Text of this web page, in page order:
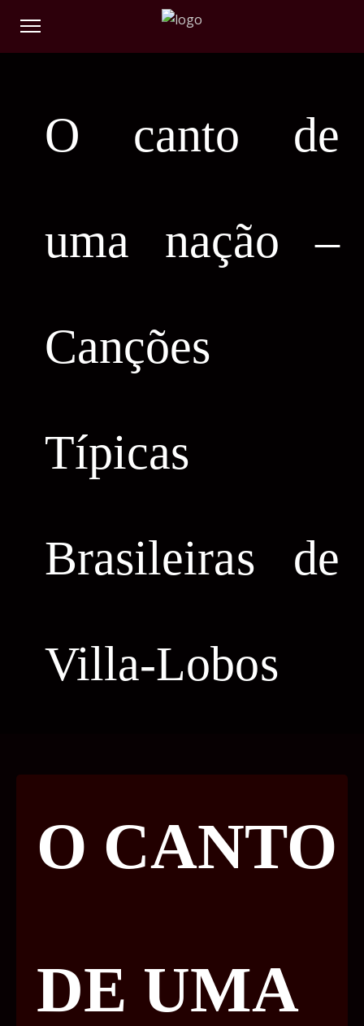
O canto de
uma nação –
Canções
Típicas
Brasileiras de
Villa-Lobos
O CANTO
DE UMA